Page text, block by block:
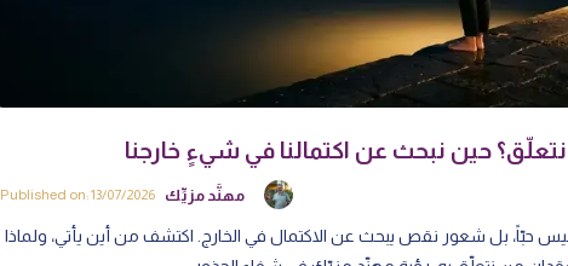
نتعلّق؟ حين نبحث عن اكتمالنا في شيءٍ خارجنا
مهنَّد مزيِّك Published on: 13/07/2026
ليس حبّاً، بل شعور نقص يبحث عن الاكتمال في الخارج. اكتشف من أين يأتي، ولماذا